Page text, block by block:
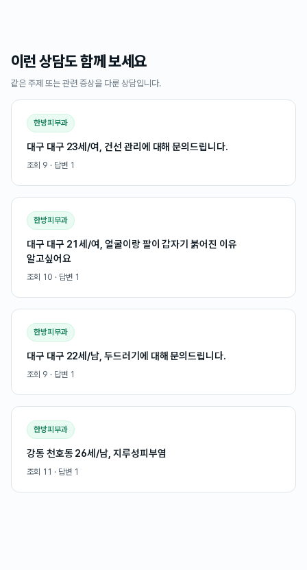
이런 상담도 함께 보세요
같은 주제 또는 관련 증상을 다룬 상담입니다.
한방피부과
대구 대구 23세/여, 건선 관리에 대해 문의드립니다.
조회 9 · 답변 1
한방피부과
대구 대구 21세/여, 얼굴이랑 팔이 갑자기 붉어진 이유
알고싶어요
조회 10 · 답변 1
한방피부과
대구 대구 22세/남, 두드러기에 대해 문의드립니다.
조회 9 · 답변 1
한방피부과
강동 천호동 26세/남, 지루성피부염
조회 11 · 답변 1